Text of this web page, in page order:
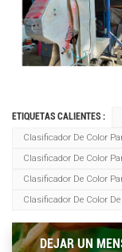
ETIQUETAS CALIENTES :
Clasificador De Color
Clasificador De Color
Clasificador De Color
Clasificador De Color
DEJAR UN